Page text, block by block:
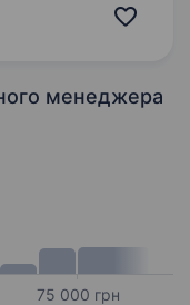
менеджера
75 000 грн